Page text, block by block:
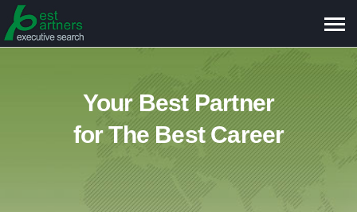
메
기
Your Best Partner
for The Best Career